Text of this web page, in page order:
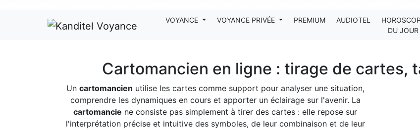
VOYANCE VOYANCE PRIVÉE PREMIUM AUDIOTEL
DU JOUR
Cartomancien en ligne : tirage de cartes,
Un cartomancien utilise les cartes comme support pour analyser une situation,
comprendre les dynamiques en cours et apporter un éclairage sur l'avenir. La
cartomancie ne consiste pas simplement à tirer des cartes : elle repose sur
l'interprétation précise et intuitive des symboles, de leur combinaison et de leur